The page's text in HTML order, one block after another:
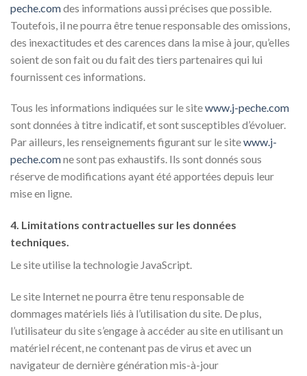
peche.comdes informations aussi précises que possible.
Toutefois, il ne pourra être tenue responsable des omissions,
des inexactitudes et des carences dans la mise à jour, qu’elles
soient de son fait ou du fait des tiers partenaires qui lui
fournissent ces informations.
Tous les informations indiquées sur le sitewww.j-peche.com
sont données à titre indicatif, et sont susceptibles d’évoluer.
Par ailleurs, les renseignements figurant sur le sitewww.j-
peche.comne sont pas exhaustifs. Ils sont donnés sous
réserve de modifications ayant été apportées depuis leur
mise en ligne.
4. Limitations contractuelles sur les données
techniques.
Le site utilise la technologie JavaScript.
Le site Internet ne pourra être tenu responsable de
dommages matériels liés à l’utilisation du site. De plus,
l’utilisateur du site s’engage à accéder au site en utilisant un
matériel récent, ne contenant pas de virus et avec un
navigateur de dernière génération mis-à-jour